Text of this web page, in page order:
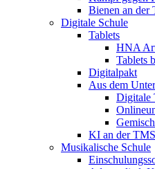
Bienen an der
Digitale Schule
Tablets
HNA
Tablets
Digitalpakt
Aus dem
Digitale
KI an der TMS
Musikalische Schule